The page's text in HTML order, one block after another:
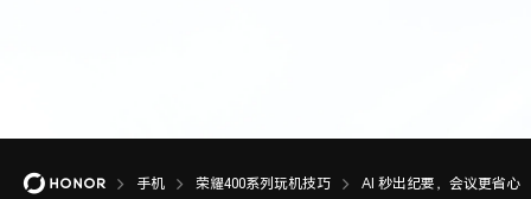
手机 荣耀400系列玩机技巧 AI 秒出纪要，会议更省心